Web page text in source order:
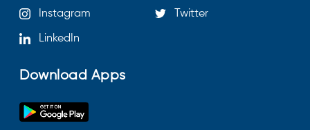
Instagram Twitter
LinkedIn
Download Apps